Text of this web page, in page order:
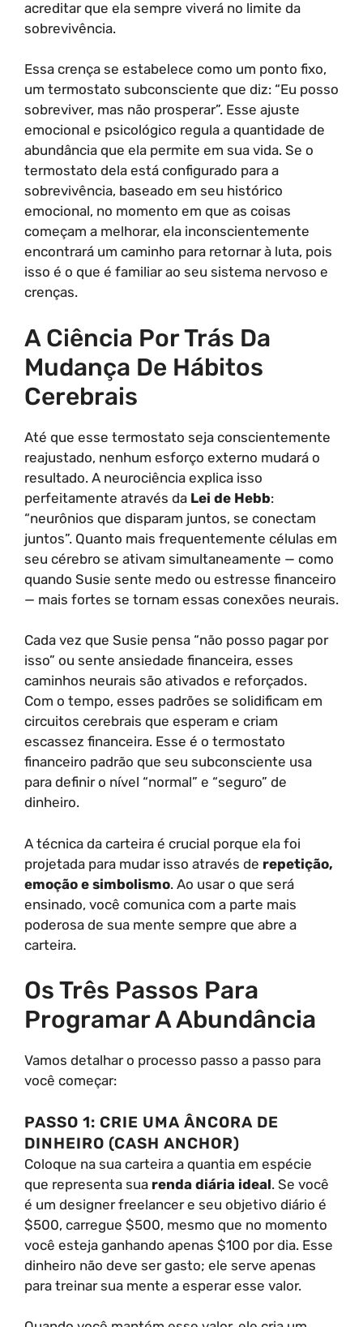
acreditar que ela sempre viverá no limite da
sobrevivência.
Essa crença se estabelece como um ponto fixo,
um termostato subconsciente que diz: “Eu posso
sobreviver, mas não prosperar”. Esse ajuste
emocional e psicológico regula a quantidade de
abundância que ela permite em sua vida. Se o
termostato dela está configurado para a
sobrevivência, baseado em seu histórico
emocional, no momento em que as coisas
começam a melhorar, ela inconscientemente
encontrará um caminho para retornar à luta, pois
isso é o que é familiar ao seu sistema nervoso e
crenças.
A Ciência Por Trás Da
Mudança De Hábitos
Cerebrais
Até que esse termostato seja conscientemente
reajustado, nenhum esforço externo mudará o
resultado. A neurociência explica isso
perfeitamente através da Lei de Hebb:
“neurônios que disparam juntos, se conectam
juntos”. Quanto mais frequentemente células em
seu cérebro se ativam simultaneamente — como
quando Susie sente medo ou estresse financeiro
— mais fortes se tornam essas conexões neurais.
Cada vez que Susie pensa “não posso pagar por
isso” ou sente ansiedade financeira, esses
caminhos neurais são ativados e reforçados.
Com o tempo, esses padrões se solidificam em
circuitos cerebrais que esperam e criam
escassez financeira. Esse é o termostato
financeiro padrão que seu subconsciente usa
para definir o nível “normal” e “seguro” de
dinheiro.
A técnica da carteira é crucial porque ela foi
projetada para mudar isso através de repetição,
emoção e simbolismo. Ao usar o que será
ensinado, você comunica com a parte mais
poderosa de sua mente sempre que abre a
carteira.
Os Três Passos Para
Programar A Abundância
Vamos detalhar o processo passo a passo para
você começar:
PASSO 1: CRIE UMA ÂNCORA DE
DINHEIRO (CASH ANCHOR)
Coloque na sua carteira a quantia em espécie
que representa sua renda diária ideal. Se você
é um designer freelancer e seu objetivo diário é
$500, carregue $500, mesmo que no momento
você esteja ganhando apenas $100 por dia. Esse
dinheiro não deve ser gasto; ele serve apenas
para treinar sua mente a esperar esse valor.